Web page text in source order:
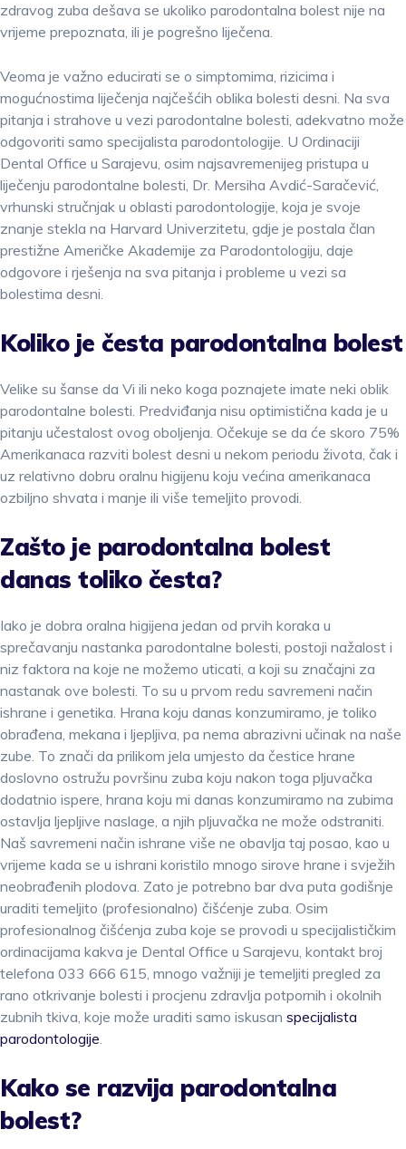
zdravog zuba dešava se ukoliko parodontalna bolest nije na
vrijeme prepoznata, ili je pogrešno liječena.
Veoma je važno educirati se o simptomima, rizicima i
mogućnostima liječenja najčešćih oblika bolesti desni. Na sva
pitanja i strahove u vezi parodontalne bolesti, adekvatno može
odgovoriti samo specijalista parodontologije. U Ordinaciji
Dental Office u Sarajevu, osim najsavremenijeg pristupa u
liječenju parodontalne bolesti, Dr. Mersiha Avdić-Saračević,
vrhunski stručnjak u oblasti parodontologije, koja je svoje
znanje stekla na Harvard Univerzitetu, gdje je postala član
prestižne Američke Akademije za Parodontologiju, daje
odgovore i rješenja na sva pitanja i probleme u vezi sa
bolestima desni.
Koliko je česta parodontalna bolest
Velike su šanse da Vi ili neko koga poznajete imate neki oblik
parodontalne bolesti. Predviđanja nisu optimistična kada je u
pitanju učestalost ovog oboljenja. Očekuje se da će skoro 75%
Amerikanaca razviti bolest desni u nekom periodu života, čak i
uz relativno dobru oralnu higijenu koju većina amerikanaca
ozbiljno shvata i manje ili više temeljito provodi.
Zašto je parodontalna bolest
danas toliko česta?
Iako je dobra oralna higijena jedan od prvih koraka u
sprečavanju nastanka parodontalne bolesti, postoji nažalost i
niz faktora na koje ne možemo uticati, a koji su značajni za
nastanak ove bolesti. To su u prvom redu savremeni način
ishrane i genetika. Hrana koju danas konzumiramo, je toliko
obrađena, mekana i ljepljiva, pa nema abrazivni učinak na naše
zube. To znači da prilikom jela umjesto da čestice hrane
doslovno ostružu površinu zuba koju nakon toga pljuvačka
dodatnio ispere, hrana koju mi danas konzumiramo na zubima
ostavlja ljepljive naslage, a njih pljuvačka ne može odstraniti.
Naš savremeni način ishrane više ne obavlja taj posao, kao u
vrijeme kada se u ishrani koristilo mnogo sirove hrane i svježih
neobrađenih plodova. Zato je potrebno bar dva puta godišnje
uraditi temeljito (profesionalno) čišćenje zuba. Osim
profesionalnog čišćenja zuba koje se provodi u specijalističkim
ordinacijama kakva je Dental Office u Sarajevu, kontakt broj
telefona 033 666 615, mnogo važniji je temeljiti pregled za
rano otkrivanje bolesti i procjenu zdravlja potpornih i okolnih
zubnih tkiva, koje može uraditi samo iskusan specijalista
parodontologije.
Kako se razvija parodontalna
bolest?